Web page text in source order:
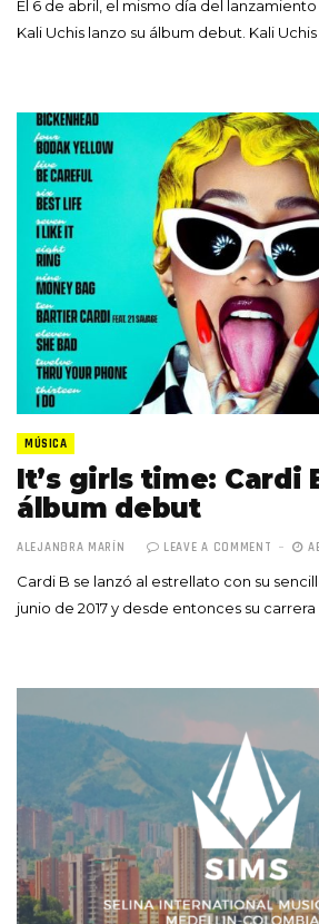
El 6 de abril, el mismo día del
Kali Uchis lanzo su álbum debut. Kali Uchis
MÚSICA
It’s girls time: Cardi
álbum debut
ALEJANDRA MARÍN LEAVE A COMMENT
Cardi B se lanzó al estrellato con su
junio de 2017 y desde entonces su carrera